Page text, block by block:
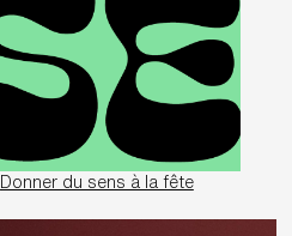
Donner du sens à la fête